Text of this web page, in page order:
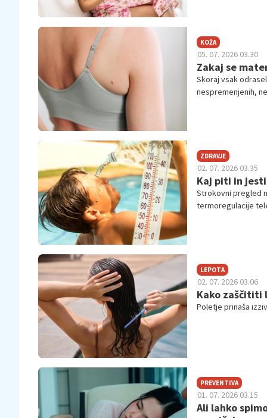
KOŽA
05. 07. 2026 03.30
Zakaj se
Skoraj vsak
nespremenjenih,
ZDRAVJE
02. 07. 2026 03.35
Kaj piti in
Strokovni pregled
termoregulacije
LEPOTA
02. 07. 2026 03.06
Kako zaščititi
Poletje prinaša
PREVENTIVA
01. 07. 2026 03.15
Ali lahko